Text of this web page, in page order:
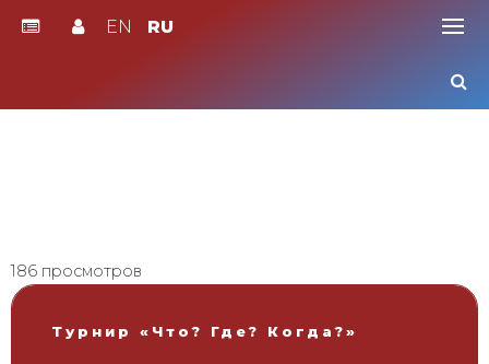
EN RU
186 просмотров
Турнир «Что? Где? Когда?»